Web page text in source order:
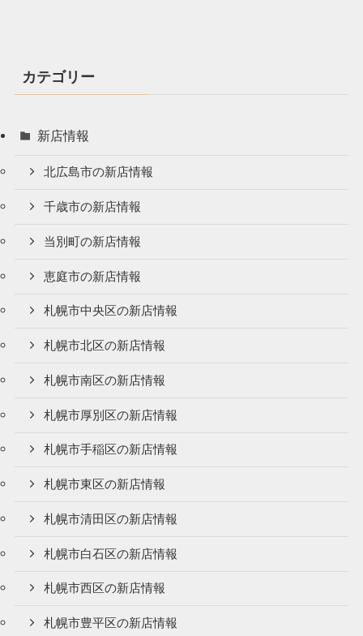
カテゴリー
新店情報
北広島市の新店情報
千歳市の新店情報
当別町の新店情報
恵庭市の新店情報
札幌市中央区の新店情報
札幌市北区の新店情報
札幌市南区の新店情報
札幌市厚別区の新店情報
札幌市手稲区の新店情報
札幌市東区の新店情報
札幌市清田区の新店情報
札幌市白石区の新店情報
札幌市西区の新店情報
札幌市豊平区の新店情報